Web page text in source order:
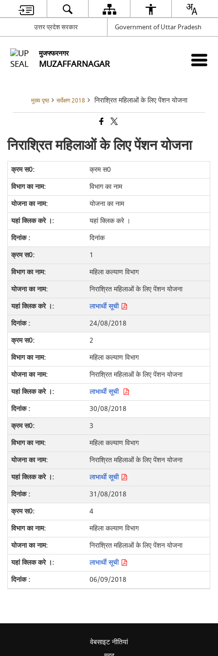
उत्तर प्रदेश सरकार Government of Uttar Pradesh
मुजफ्फरनगर
MUZAFFARNAGAR
मुख्य पृष्ठ सर्वेक्षण 2018 निराश्रित महिलाओं के लिए पेंशन योजना
निराश्रित महिलाओं के लिए पेंशन योजना
क्रम स0
विभाग का नाम
योजना का नाम
यहां क्लिक करे ।
दिनांक
1
महिला कल्याण विभाग
निराश्रित महिलाओं के लिए पेंशन योजना
लाभार्थी सूची
24/08/2018
2
महिला कल्याण विभाग
निराश्रित महिलाओं के लिए पेंशन योजना
लाभार्थी सूची
30/08/2018
3
महिला कल्याण विभाग
निराश्रित महिलाओं के लिए पेंशन योजना
लाभार्थी सूची
31/08/2018
4
महिला कल्याण विभाग
निराश्रित महिलाओं के लिए पेंशन योजना
लाभार्थी सूची
06/09/2018
वेबसाइट नीतियां